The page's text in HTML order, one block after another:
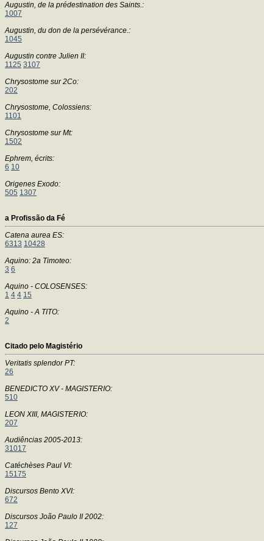
Augustin, de la prédestination des Saints.:
1007
Augustin, du don de la persévérance.:
1045
Augustin contre Julien II:
1125 3107
Chrysostome sur 2Co:
202
Chrysostome, Colossiens:
1101
Chrysostome sur Mt:
1502
Ephrem, écrits:
6 10
Origenes Exodo:
505 1307
a Profissão da Fé
Catena aurea ES:
6313 10428
Aquino: 2a Timoteo:
3 6
Aquino - COLOSENSES:
1 4 4 15
Aquino - A TITO:
2
Citado pelo Magistério
Veritatis splendor PT:
26
BENEDICTO XV - MAGISTERIO:
510
LEON XIII, MAGISTERIO:
207
Audiências 2005-2013:
31017
Catéchèses Paul VI:
15175
Discursos Bento XVI:
672
Discursos João Paulo II 2002:
127